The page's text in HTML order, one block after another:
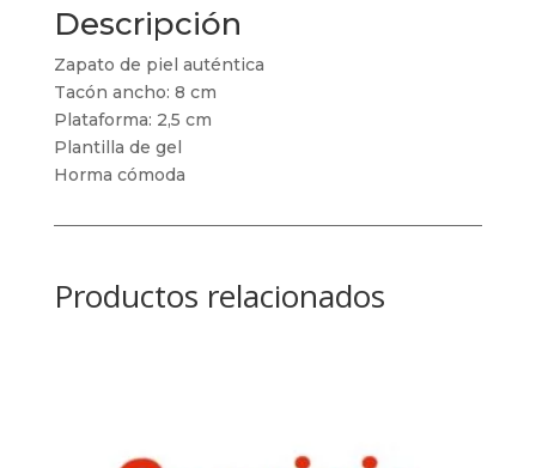
Descripción
Zapato de piel auténtica
Tacón ancho: 8 cm
Plataforma: 2,5 cm
Plantilla de gel
Horma cómoda
Productos relacionados